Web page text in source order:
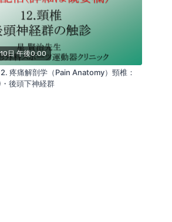
日 午後0:00
疼痛解剖学（Pain Anatomy）頸椎：
後頭下神経群